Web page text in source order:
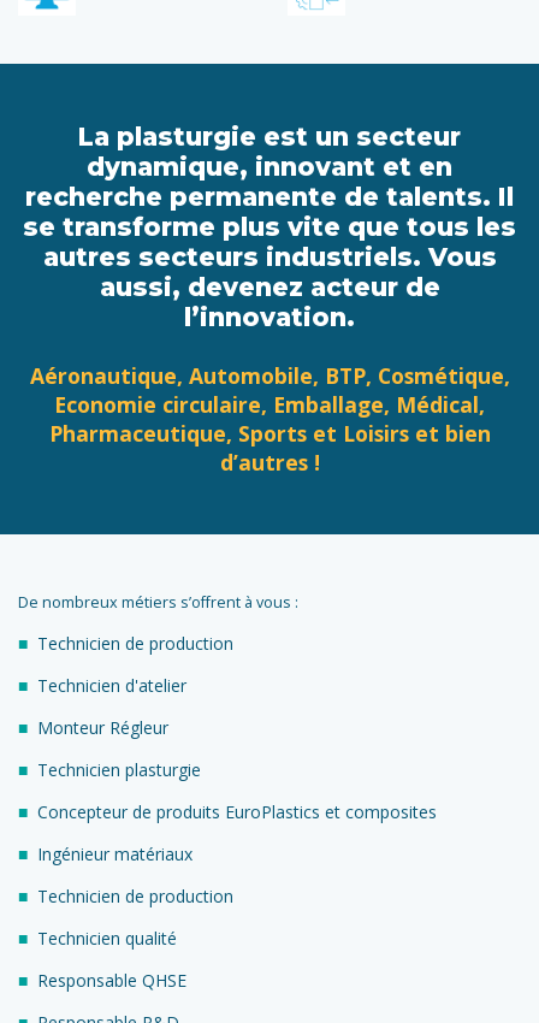
La plasturgie est un secteur
dynamique, innovant et en
recherche permanente de talents. Il
se transforme plus vite que tous les
autres secteurs industriels. Vous
aussi, devenez acteur de
l’innovation.
Aéronautique, Automobile, BTP, Cosmétique,
Economie circulaire, Emballage, Médical,
Pharmaceutique, Sports et Loisirs et bien
d’autres !
De nombreux métiers s’offrent à vous :
Technicien de production
Technicien d'atelier
Monteur Régleur
Technicien plasturgie
Concepteur de produits EuroPlastics et composites
Ingénieur matériaux
Technicien de production
Technicien qualité
Responsable QHSE